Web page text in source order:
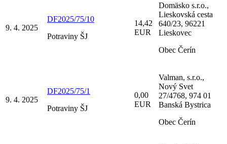
9. 4. 2025
DF2025/75/10
Potraviny ŠJ
14,42
EUR
Domäsko s.r.o.,
Lieskovská cesta
640/23, 96221
Lieskovec
Obec Čerín
9. 4. 2025
DF2025/75/1
Potraviny ŠJ
0,00
EUR
Valman, s.r.o.,
Nový Svet
27/4768, 974 01
Banská Bystrica
Obec Čerín